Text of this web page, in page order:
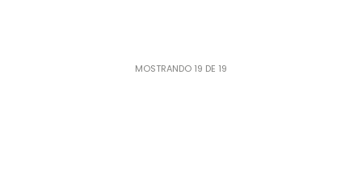
MOSTRANDO 19 DE 19